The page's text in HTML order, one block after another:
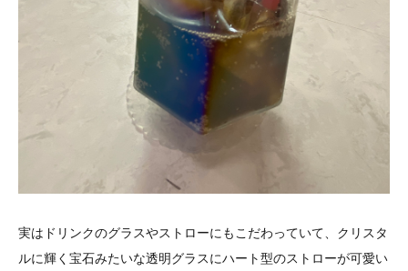
実はドリンクのグラスやストローにもこだわっていて、クリスタ
ルに輝く宝石みたいな透明グラスにハート型のストローが可愛い